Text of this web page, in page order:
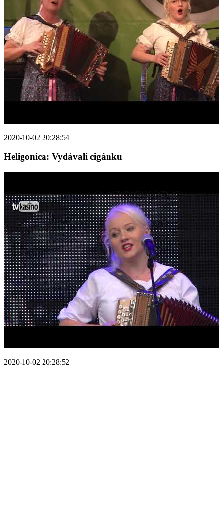
2020-10-02 20:28:54
Heligonica: Vydávali cigánku
2020-10-02 20:28:52